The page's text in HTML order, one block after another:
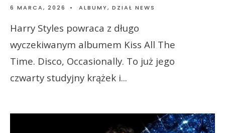
6 MARCA, 2026 • ALBUMY, DZIAŁ NEWS
Harry Styles powraca z długo
wyczekiwanym albumem Kiss All The
Time. Disco, Occasionally. To już jego
czwarty studyjny krążek i...